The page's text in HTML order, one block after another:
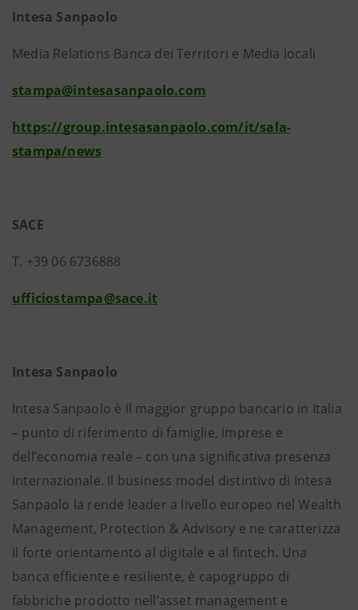
Intesa Sanpaolo
Media Relations Banca dei Territori e Media locali
stampa@intesasanpaolo.com
https://group.intesasanpaolo.com/it/sala-
stampa/news
SACE
T. +39 06 6736888
ufficiostampa@sace.it
Intesa Sanpaolo
Intesa Sanpaolo è il maggior gruppo bancario in Italia
– punto di riferimento di famiglie, imprese e
dell’economia reale – con una significativa presenza
internazionale. Il business model distintivo di Intesa
Sanpaolo la rende leader a livello europeo nel Wealth
Management, Protection & Advisory e ne caratterizza
il forte orientamento al digitale e al fintech. Una
banca efficiente e resiliente, è capogruppo di
fabbriche prodotto nell’asset management e